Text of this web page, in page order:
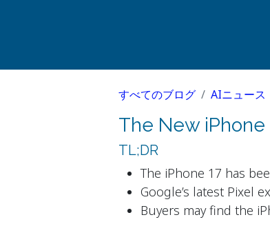
すべてのブログ AIニュース
The New iPhone
TL;DR
The iPhone 17 has
Google’s latest Pixel
Buyers may find the